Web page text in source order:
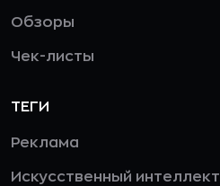
Обзоры
Чек-листы
ТЕГИ
Реклама
Искусственный интеллект